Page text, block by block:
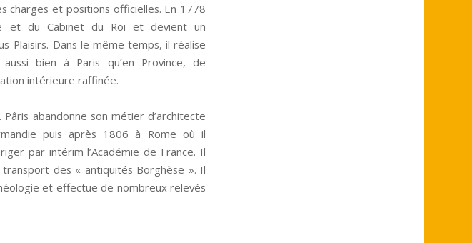
charges et positions officielles. En 1778
et du Cabinet du Roi et devient un
Plaisirs. Dans le même temps, il réalise
bien à Paris qu’en Province, de
intérieure raffinée.
abandonne son métier d’architecte
puis après 1806 à Rome où il
par intérim l’Académie de France. Il
des « antiquités Borghèse ». Il
et effectue de nombreux relevés